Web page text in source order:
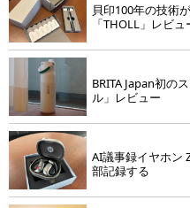
貝印100年の技術
「THOLL」レビュ
BRITA Japan初の
ル」レビュー
AI議事録イヤホン
部記録する